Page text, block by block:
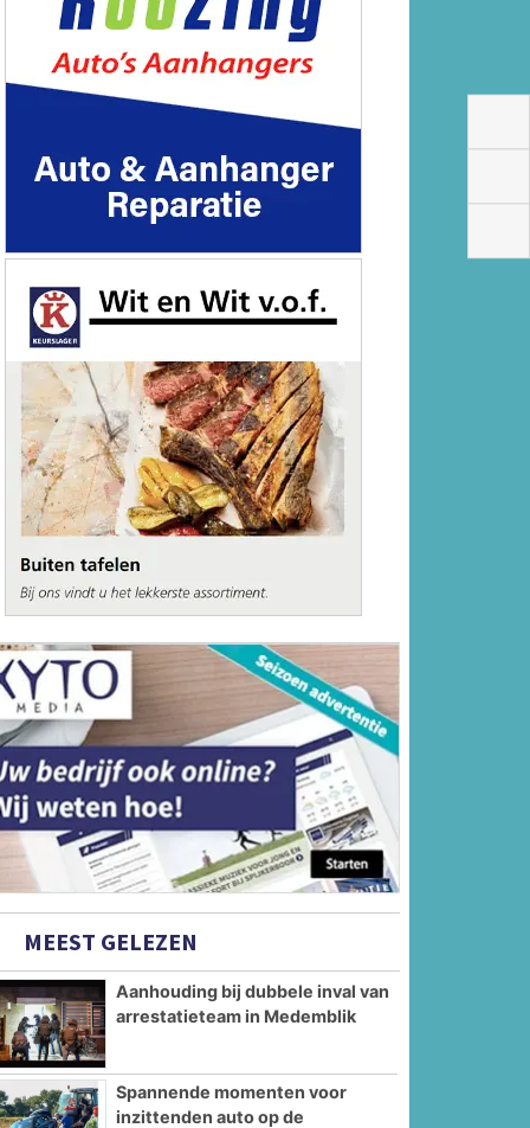
MEEST GELEZEN
Aanhouding bij dubbele inval van
arrestatieteam in Medemblik
Spannende momenten voor
inzittenden auto op de